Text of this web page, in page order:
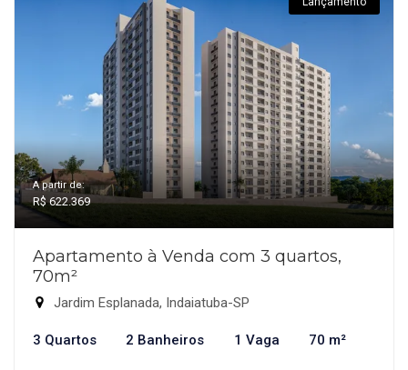
A partir de:
R$ 622.369
Apartamento à Venda com 3 quartos,
70m²
Jardim Esplanada, Indaiatuba-SP
3 Quartos 2 Banheiros 1 Vaga 70 m²